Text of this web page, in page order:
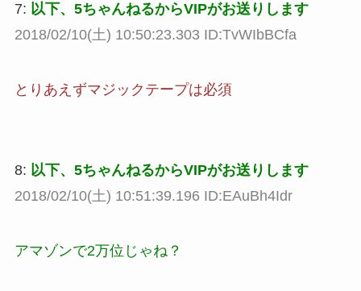
7: 以下、5ちゃんねるからVIPがお送りします
2018/02/10(土) 10:50:23.303 ID:TvWIbBCfa
とりあえずマジックテープは必須
8: 以下、5ちゃんねるからVIPがお送りします
2018/02/10(土) 10:51:39.196 ID:EAuBh4Idr
アマゾンで2万位じゃね？